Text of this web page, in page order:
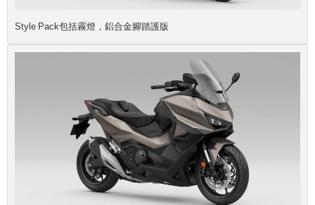
Style Pack包括霧燈，鋁合金腳踏護版